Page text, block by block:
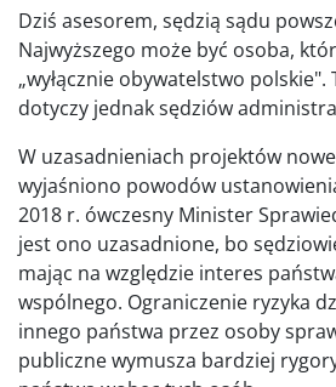
Dziś asesorem, sędzią sądu
Najwyższego może być osoba,
„wyłącznie obywatelstwo polskie".
dotyczy jednak sędziów
W uzasadnieniach projektów
wyjaśniono powodów
2018 r. ówczesny Minister
jest ono uzasadnione, bo
mając na względzie interes
wspólnego. Ograniczenie ryzyka
innego państwa przez osoby
publiczne wymusza bardziej